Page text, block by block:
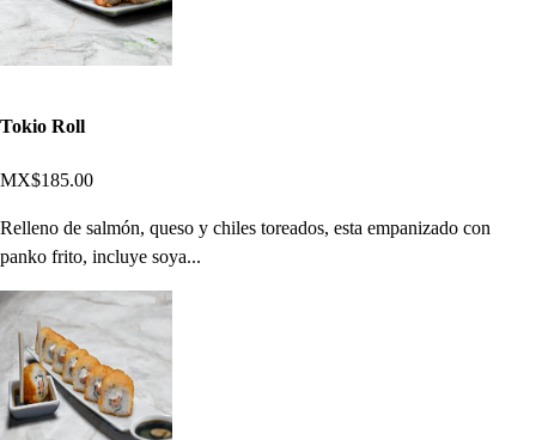
Tokio Roll
MX$185.00
Relleno de salmón, queso y chiles toreados, esta empanizado con
panko frito, incluye soya...